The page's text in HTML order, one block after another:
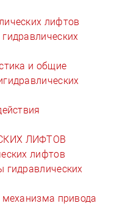
лифтов
и общие
ЛИФТОВ
лифтов
привода